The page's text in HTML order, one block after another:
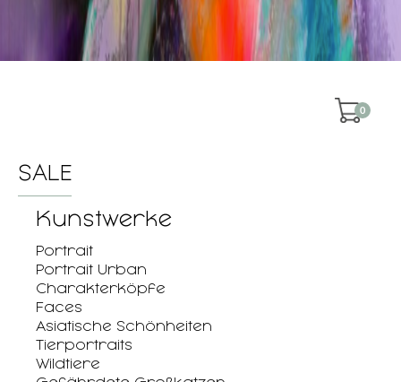
0
SALE
Kunstwerke
Portrait
Portrait Urban
Charakterköpfe
Faces
Asiatische Schönheiten
Tierportraits
Wildtiere